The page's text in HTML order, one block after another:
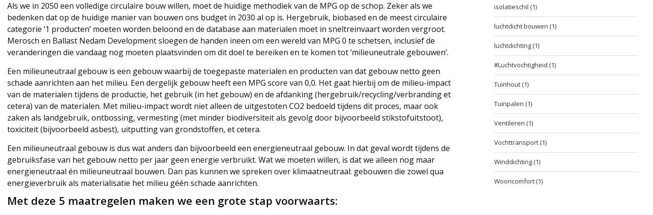
Als we in 2050 een volledige circulaire bouw willen, moet de huidige methodiek van de MPG op de schop. Zeker als we
bedenken dat op de huidige manier van bouwen ons budget in 2030 al op is. Hergebruik, biobased en de meest circulaire
categorie ‘1 producten’ moeten worden beloond en de database aan materialen moet in sneltreinvaart worden vergroot.
Merosch en Ballast Nedam Development sloegen de handen ineen om een wereld van MPG 0 te schetsen, inclusief de
veranderingen die vandaag nog moeten plaatsvinden om dit doel te bereiken en te komen tot ‘milieuneutrale gebouwen’.
Een milieuneutraal gebouw is een gebouw waarbij de toegepaste materialen en producten van dat gebouw netto geen
schade aanrichten aan het milieu. Een dergelijk gebouw heeft een MPG score van 0,0. Het gaat hierbij om de milieu-impact
van de materialen tijdens de productie, het gebruik (in het gebouw) en de afdanking (hergebruik/recycling/verbranding et
cetera) van de materialen. Met milieu-impact wordt niet alleen de uitgestoten CO2 bedoeld tijdens dit proces, maar ook
zaken als landgebruik, ontbossing, vermesting (met minder biodiversiteit als gevolg door bijvoorbeeld stikstofuitstoot),
toxiciteit (bijvoorbeeld asbest), uitputting van grondstoffen, et cetera.
Een milieuneutraal gebouw is dus wat anders dan bijvoorbeeld een energieneutraal gebouw. In dat geval wordt tijdens de
gebruiksfase van het gebouw netto per jaar geen energie verbruikt. Wat we moeten willen, is dat we alleen nog maar
energieneutraal én milieuneutraal bouwen. Dan pas kunnen we spreken over klimaatneutraal: gebouwen die zowel qua
energieverbruik als materialisatie het milieu géén schade aanrichten.
Met deze 5 maatregelen maken we een grote stap voorwaarts:
isolatieschil (1)
luchtdicht bouwen (1)
luchtdichting(1)
#Luchtvochtigheid (1)
Tuinhout(1)
Tuinpalen (1)
Ventileren (1)
Vochttransport(1)
Winddichting(1)
Wooncomfort(1)